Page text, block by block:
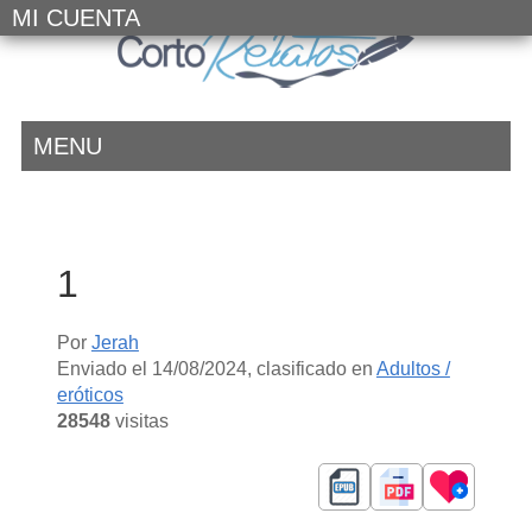
MI CUENTA
MENU
1
Por Jerah
Enviado el 14/08/2024, clasificado en Adultos /
eróticos
28548visitas